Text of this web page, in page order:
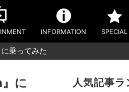
INFORMATION SPECIAL
乗ってみた
に
人気記事ラ